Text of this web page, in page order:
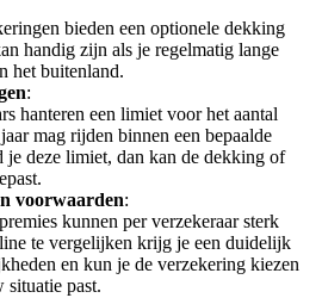
bieden een optionele dekking
handig zijn als je regelmatig lange
het buitenland.
:
hanteren een limiet voor het aantal
mag rijden binnen een bepaalde
deze limiet, dan kan de dekking of
voorwaarden:
kunnen per verzekeraar sterk
te vergelijken krijg je een duidelijk
en kun je de verzekering kiezen
situatie past.